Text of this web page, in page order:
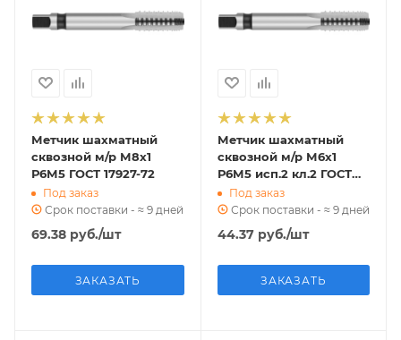
Метчик шахматный
сквозной м/р М8х1
Р6М5 ГОСТ 17927-72
Под заказ
Срок поставки - ≈ 9 дней
69.38 руб./шт
ЗАКАЗАТЬ
Метчик шахматный
сквозной м/р М6х1
Р6М5 исп.2 кл.2 ГОСТ
17927-72
Под заказ
Срок поставки - ≈ 9 дней
44.37руб./шт
ЗАКАЗАТЬ